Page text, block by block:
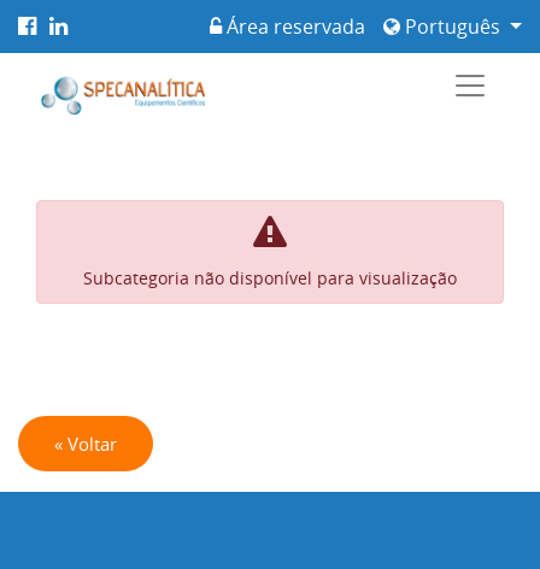
Português
Área reservada
Subcategoria não disponível para visualização
« Voltar